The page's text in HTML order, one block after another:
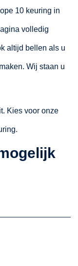
10 keuring in
volledig
altijd bellen als u
Wij staan u
Kies voor onze